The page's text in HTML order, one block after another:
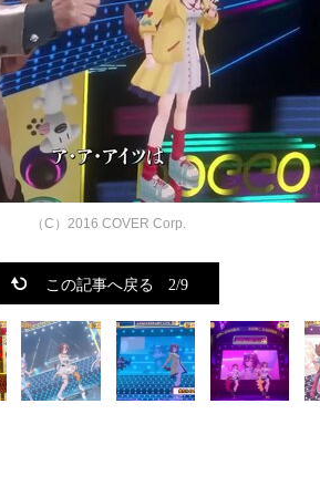
（C）2016 COVER Corp.
この記事へ戻る 2/9